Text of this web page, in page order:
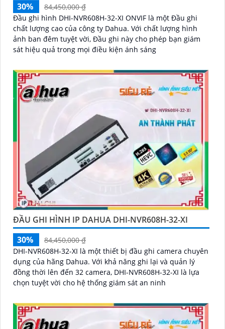
30%
84,450,000 ₫
Đầu ghi hình DHI-NVR608H-32-XI ONVIF là một Đầu ghi
chất lượng cao của công ty Dahua. Với chất lượng hình
ảnh ban đêm tuyệt vời, Đầu ghi này cho phép bạn giám
sát hiệu quả trong mọi điều kiện ánh sáng
ĐẦU GHI HÌNH IP DAHUA DHI-NVR608H-32-XI
30%
84,450,000 ₫
DHI-NVR608H-32-XI là một thiết bị đầu ghi camera chuyên
dụng của hãng Dahua. Với khả năng ghi lại và quản lý
đồng thời lên đến 32 camera, DHI-NVR608H-32-XI là lựa
chọn tuyệt vời cho hệ thống giám sát an ninh